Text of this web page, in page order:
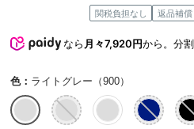
関税負担なし 返品補償
なら月々7,920円から。分
色： ライトグレー（900）